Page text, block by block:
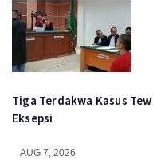
Tiga Terdakwa Kasus
Eksepsi
AUG 7, 2026